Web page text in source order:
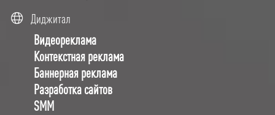
Диджитал
Видеореклама
Контекстная реклама
Баннерная реклама
Разработка сайтов
SMM